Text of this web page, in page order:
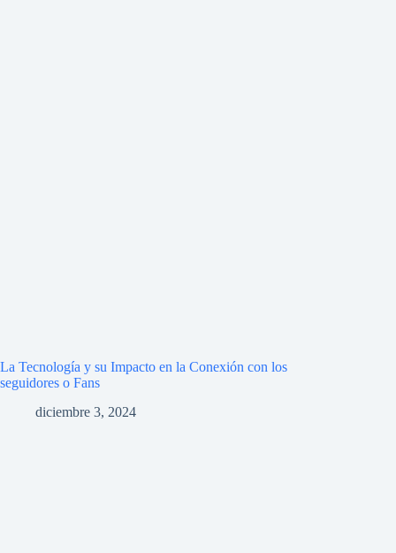
La Tecnología y su Impacto en la Conexión con los
seguidores o Fans
diciembre 3, 2024